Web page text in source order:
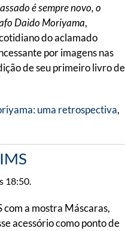
é sempre novo, o
Daido Moriyama,
do aclamado
por imagens nas
de seu primeiro livro de
uma retrospectiva,
18:50.
com a mostra Máscaras,
acessório como ponto de